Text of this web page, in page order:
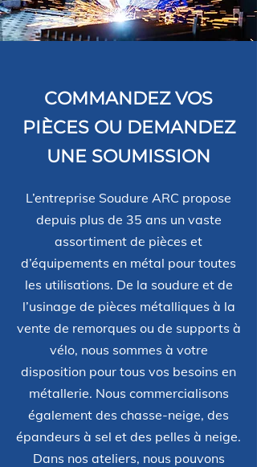
COMMANDEZ VOS
PIÈCES OU DEMANDEZ
UNE SOUMISSION
L’entreprise Soudure ARC propose
depuis plus de 35 ans un vaste
assortiment de pièces et
d’équipements en métal pour toutes
les utilisations. De la soudure et de
l’usinage de pièces métalliques à la
vente de remorques ou de supports à
vélo, nous sommes à votre
disposition pour tous vos besoins en
métallerie. Nous commercialisons
également des chasse-neige, des
épandeurs à sel et des pelles à neige.
Dans nos ateliers, nous pouvons